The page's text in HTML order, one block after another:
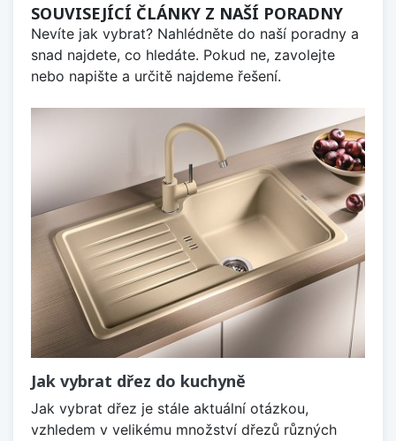
SOUVISEJÍCÍ ČLÁNKY Z NAŠÍ PORADNY
Nevíte jak vybrat? Nahlédněte do naší poradny a
snad najdete, co hledáte. Pokud ne, zavolejte
nebo napište a určitě najdeme řešení.
Jak vybrat dřez do kuchyně
Jak vybrat dřez je stále aktuální otázkou,
vzhledem v velikému množství dřezů různých